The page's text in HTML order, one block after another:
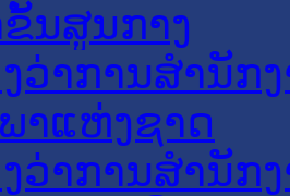
ນສູນກາງ
ວ່າການສໍານັກ
າແຫ່ງຊາດ
ວ່າການສຳນັກ